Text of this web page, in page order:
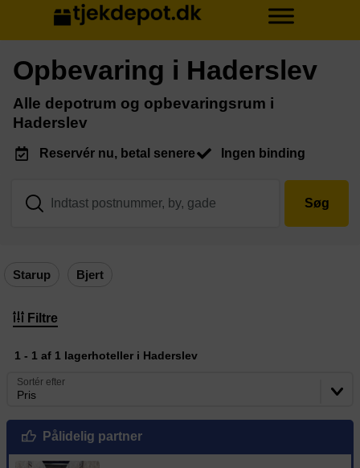
Opbevaring i Haderslev
Alle depotrum og opbevaringsrum i
Haderslev
Reservér nu, betal senere Ingen binding
Søg
Starup Bjert
Filtre
1 - 1 af 1 lagerhoteller i Haderslev
Pris
Sortér efter
Pålidelig partner